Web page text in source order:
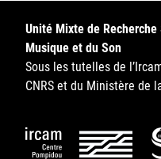
Rester informé
Offres d'emplois/
Unité Mixte de
Musique et du Son
Sous les tutelles de
CNRS et du Ministère de